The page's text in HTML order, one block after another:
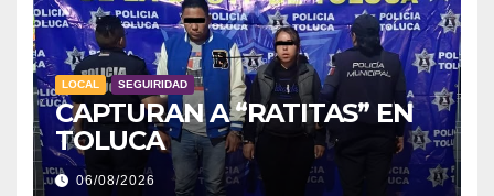
LOCAL SEGUIRIDAD
CAPTURAN A “RATITAS” EN
TOLUCA
06/08/2026